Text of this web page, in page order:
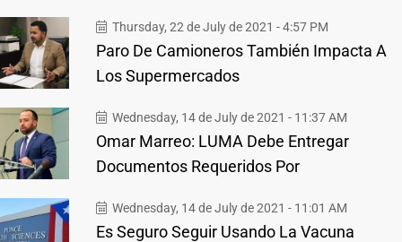
Thursday, 22 de July de 2021 - 4:57 PM
Paro De Camioneros También Impacta A
Los Supermercados
Wednesday, 14 de July de 2021 - 11:37 AM
Omar Marreo: LUMA Debe Entregar
Documentos Requeridos Por
Wednesday, 14 de July de 2021 - 11:01 AM
Es Seguro Seguir Usando La Vacuna